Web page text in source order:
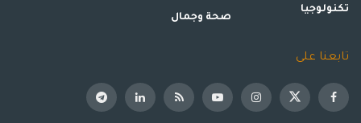
تكنولوجيا
صحة وجمال
تابعنا على